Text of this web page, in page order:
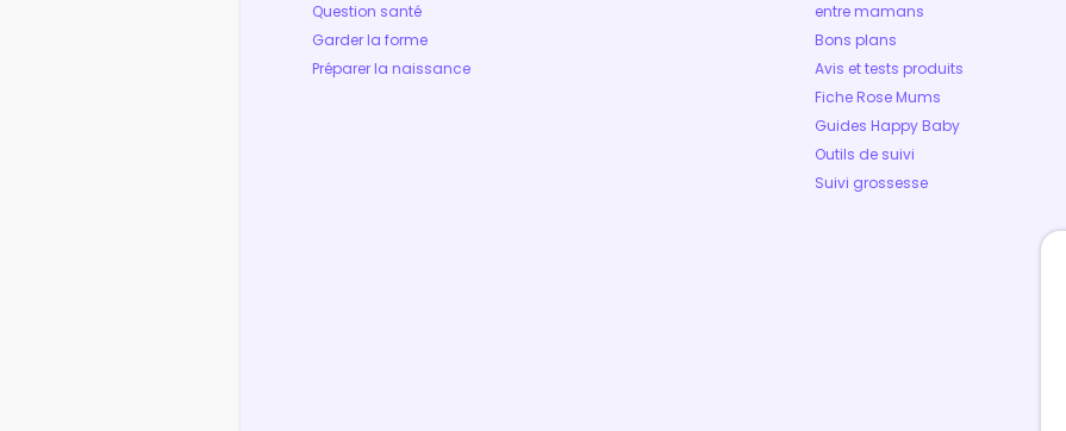
Question santé
Garder la forme
Préparer la naissance
entre mamans
Bons plans
Avis et tests produits
Fiche Rose Mums
Guides Happy Baby
Outils de suivi
Suivi grossesse